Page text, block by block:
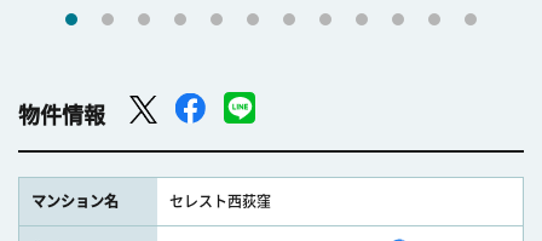
物件情報
マンション名 セレスト西荻窪